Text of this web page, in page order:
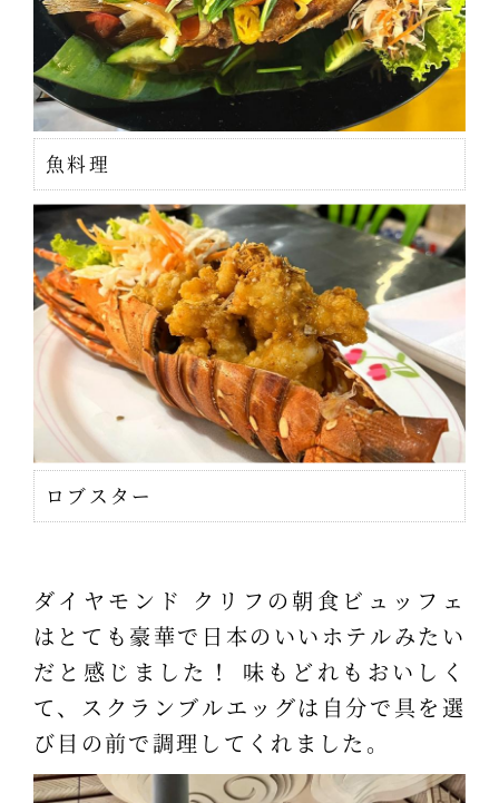
魚料理
ロブスター
ダイヤモンド クリフの朝食ビュッフェ
はとても豪華で日本のいいホテルみたい
だと感じました！ 味もどれもおいしく
て、スクランブルエッグは自分で具を選
び目の前で調理してくれました。